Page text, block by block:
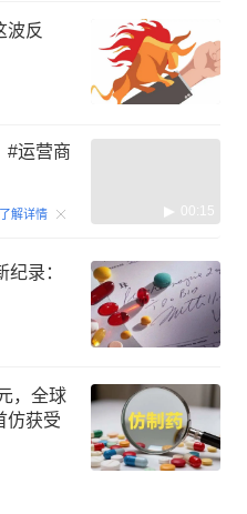
波反
#运营商
了解详情 00:15
录：
，全球
仿获受